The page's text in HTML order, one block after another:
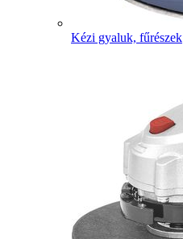
Kézi gyaluk, fűrészek